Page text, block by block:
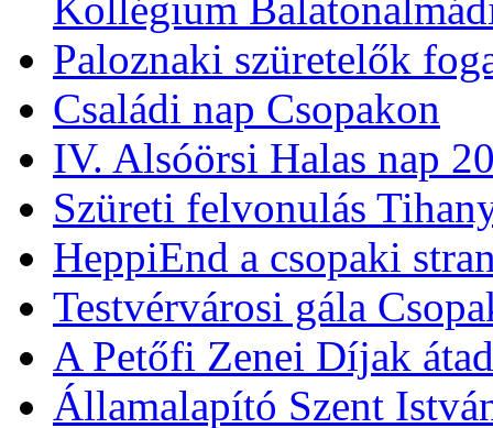
Csinibaba a Pannon
30 éves a Magyar-
Kollégium
Paloznaki szüretelők
Családi nap Csopakon
IV. Alsóörsi Halas nap
Szüreti felvonulás
HeppiEnd a csopaki